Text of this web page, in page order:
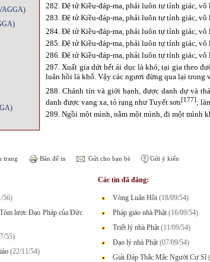
282. Đệ tử Kiều-đáp-ma, phải luôn tự tỉnh giác, vô
283. Đệ tử Kiều-đáp-ma, phải luôn tự tỉnh giác, vô
284. Đệ tử Kiều-đáp-ma, phải luôn tự tỉnh giác,
285. Đệ tử Kiều-đáp-ma, phải luôn tự tỉnh giác,
286. Đệ tử Kiều-đáp-ma, phải luôn tự tỉnh giác,
287. Xuất gia dứt hết ái dục là khó, tại gia theo
luân hồi là khổ. Vậy các ngươi đừng qua lại trong
288. Chánh tín và giới hạnh, được danh dự và
danh được vang xa, tỏ rạng như Tuyết sơn[177];
289. Ngồi một mình, nằm một mình, đi một mình
trang Bản để in Gửi cho bạn bè Gửi ý kiến
56)
lược Đạo Pháp của Đức
55)
(22/11/54)
Các tin đã đăng:
Vòng Luân Hồi (18/09/54)
Pháp giáo nhà Phật (16/09/54)
Triết lý nhà Phật (11/09/54)
Đạo lý nhà Phật (07/09/54)
Giải Đáp Thắc Mắc Người Cư Sĩ